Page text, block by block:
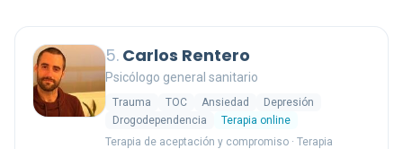
5. Carlos Rentero
Psicólogo general sanitario
Trauma TOC Ansiedad
Depresión
Drogodependencia
Terapia online
Terapia de aceptación y compromiso · Terapia